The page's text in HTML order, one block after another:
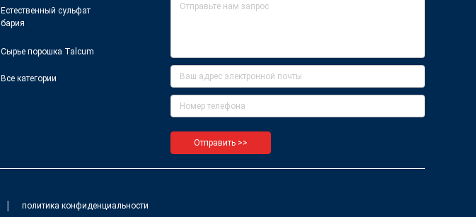
Естественный сульфат
бария
Сырье порошка Talcum
Все категории
Отправить >>
политика конфиденциальности